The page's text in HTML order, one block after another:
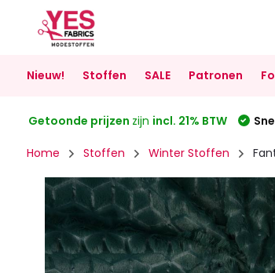
Nieuw! Stoffen SALE Patronen
Getoonde prijzen zijn incl. 21% BTW
Home Stoffen Winter Stoffen